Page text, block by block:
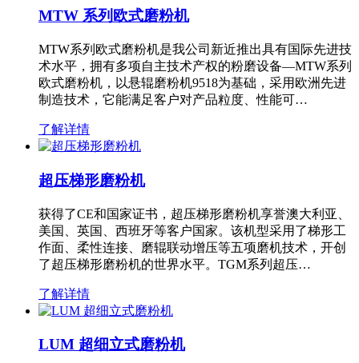
MTW 系列欧式磨粉机
MTW系列欧式磨粉机是我公司新近推出具有国际先进技
术水平，拥有多项自主技术产权的粉磨设备—MTW系列
欧式磨粉机，以悬辊磨粉机9518为基础，采用欧洲先进
制造技术，它能满足客户对产品粒度、性能可…
了解详情
超压梯形磨粉机
获得了CE和国家证书，超压梯形磨粉机享誉澳大利亚、
美国、英国、西班牙等客户国家。该机型采用了梯形工
作面、柔性连接、磨辊联动增压等五项磨机技术，开创
了超压梯形磨粉机的世界水平。TGM系列超压…
了解详情
LUM 超细立式磨粉机